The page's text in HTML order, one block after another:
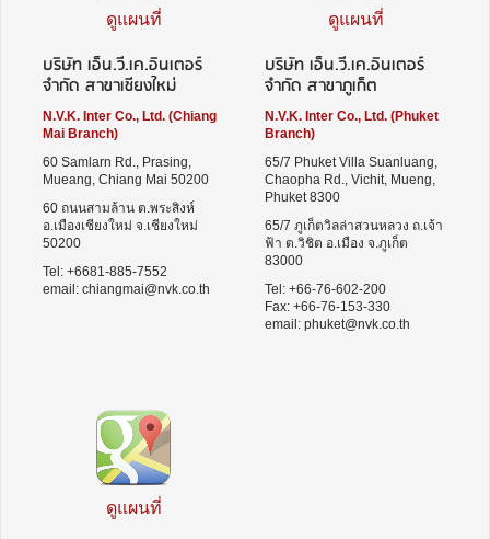
ดูแผนที่
บริษัท เอ็น.วี.เค.อินเตอร์
จำกัด สาขาเชียงใหม่
N.V.K. Inter Co., Ltd. (Chiang
Mai Branch)
60 Samlarn Rd., Prasing,
Mueang, Chiang Mai 50200
60 ถนนสามล้าน ต.พระสิงห์
อ.เมืองเชียงใหม่ จ.เชียงใหม่
50200
Tel: +6681-885-7552
email:chiangmai@nvk.co.th
ดูแผนที่
บริษัท เอ็น.วี.เค.อินเตอร์
จำกัด สาขาภูเก็ต
N.V.K. Inter Co., Ltd. (Phuket
Branch)
65/7 Phuket Villa Suanluang,
Chaopha Rd., Vichit, Mueng,
Phuket 8300
65/7 ภูเก็ตวิลล่าสวนหลวง ถ.เจ้า
ฟ้า ต.วิชิต อ.เมือง จ.ภูเก็ต
83000
Tel: +66-76-602-200
Fax: +66-76-153-330
email:phuket@nvk.co.th
ดูแผนที่